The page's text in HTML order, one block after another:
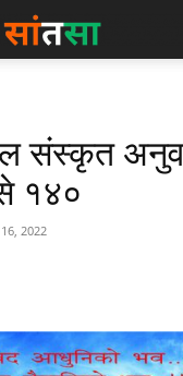
संस्कृत
१४०
2022